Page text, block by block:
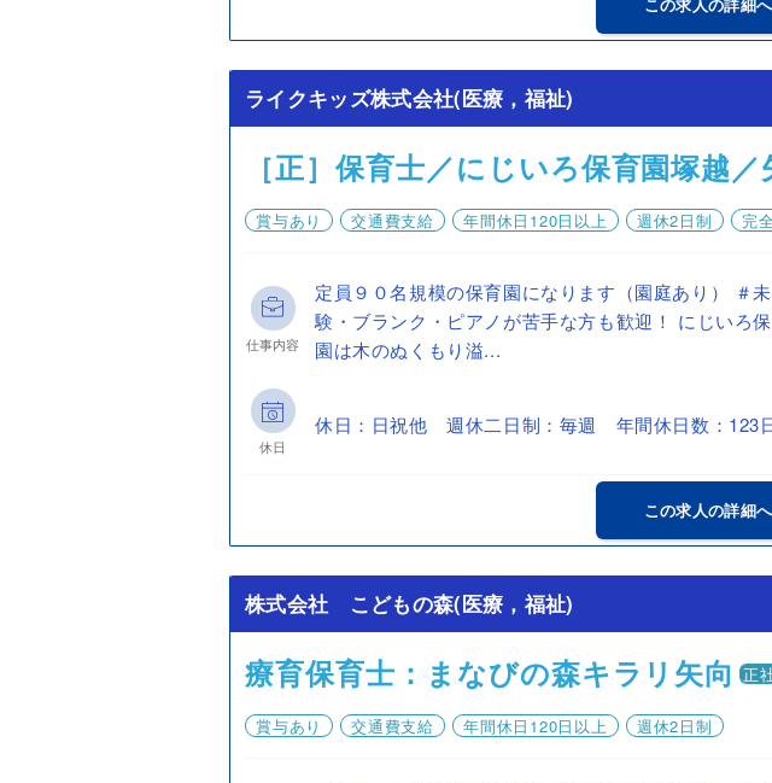
ライクキッズ株式会社(医療，福祉)
［正］保育士／にじいろ保育園塚越／
賞与あり 交通費支給 年間休日120日以上 週休2日制 完
仕事内容
定員９０名規模の保育園になります（園庭あり） ＃
験・ブランク・ピアノが苦手な方も歓迎！ にじいろ
園は木のぬくもり溢...
休日
休日：日祝他 週休二日制：毎週 年間休日数：123
この求人の詳細へ
株式会社 こどもの森(医療，福祉)
療育保育士：まなびの森キラリ矢向 正
賞与あり 交通費支給 年間休日120日以上 週休2日制